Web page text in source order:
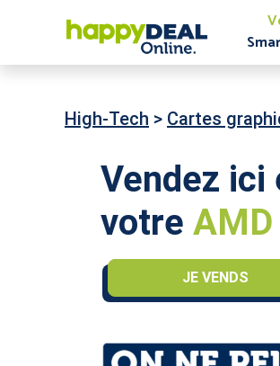
High-Tech > Cartes
Vendez ici
votre AMD
JE VENDS